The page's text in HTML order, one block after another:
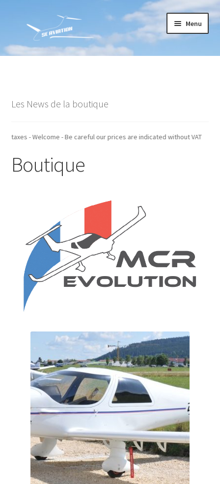
la
navigation
contenu
Menu
Accueil
Conditions générales de vente
Mon compte
Paiement
Recommandations techniques
Les News de la boutique
hors taxes - Welcome - Be careful our prices are indicated without
Boutique